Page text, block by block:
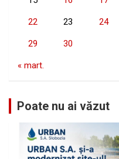
22 23 24
29 30
« mart.
Poate nu ai văzut